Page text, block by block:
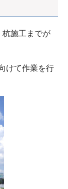
杭施工までが
けて作業を行